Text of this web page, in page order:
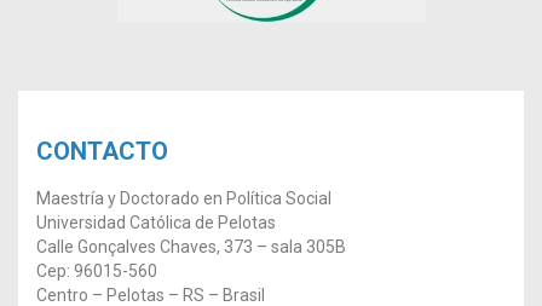
CONTACTO
Maestría y Doctorado en Política Social
Universidad Católica de Pelotas
Calle Gonçalves Chaves, 373 – sala 305B
Cep: 96015-560
Centro – Pelotas – RS – Brasil